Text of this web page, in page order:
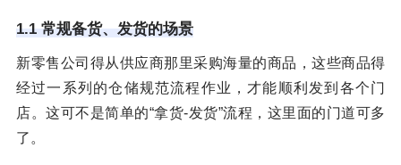
1.1 常规备货、发货的场景
新零售公司得从供应商那里采购海量的商品，这些商品得
经过一系列的仓储规范流程作业，才能顺利发到各个门
店。这可不是简单的“拿货-发货”流程，这里面的门道可多
了。